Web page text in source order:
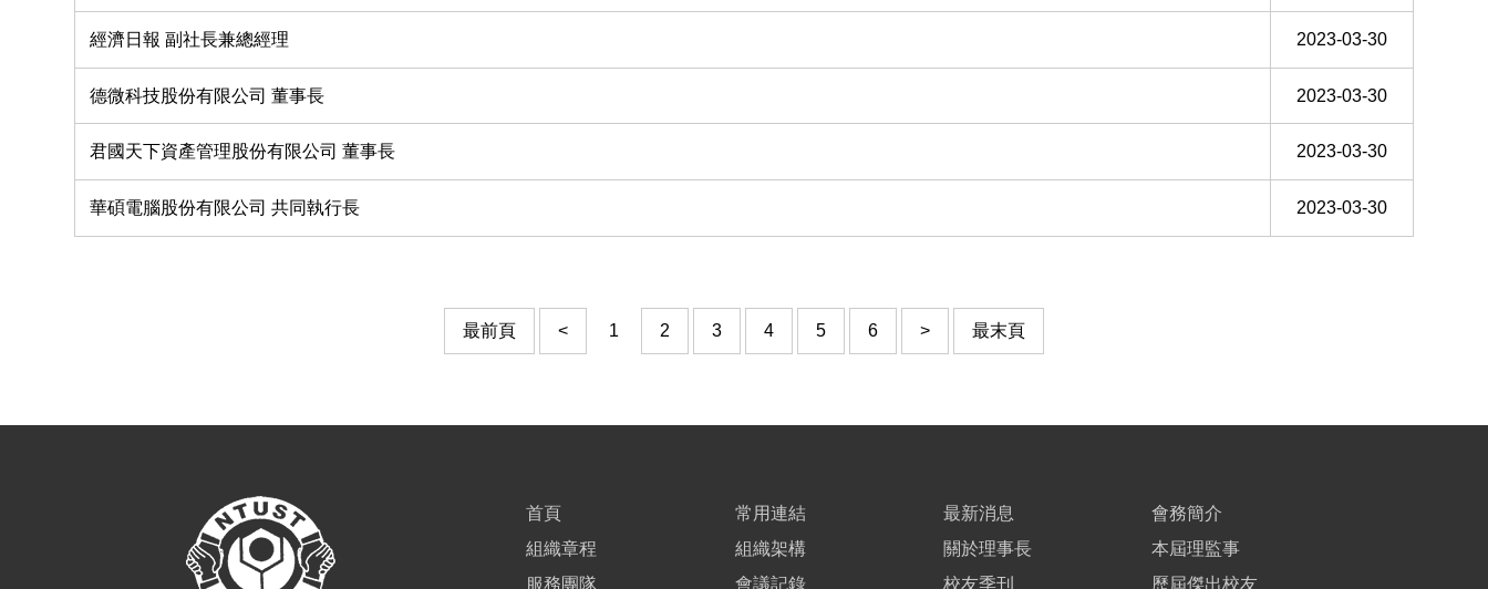
經濟日報 副社長兼總經理 2023-03-30
德微科技股份有限公司 董事長 2023-03-30
君國天下資產管理股份有限公司 董事長 2023-03-30
華碩電腦股份有限公司 共同執行長 2023-03-30
最前頁 < 1 2 3 4 5 6 > 最末頁
首頁 常用連結 最新消息
會務簡介
組織章程
組織架構 關於理事長
本屆理監事
服務團隊
會議記錄 校友季刊 歷屆傑出校友